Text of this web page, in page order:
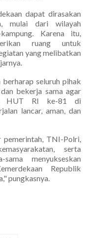
dapat dirasakan
mulai dari wilayah
Karena itu,
ruang untuk
yang melibatkan
berharap seluruh pihak
bekerja sama agar
HUT RI ke-81 di
lancar, aman, dan
pemerintah, TNI-Polri,
serta
menyukseskan
Republik
pungkasnya.